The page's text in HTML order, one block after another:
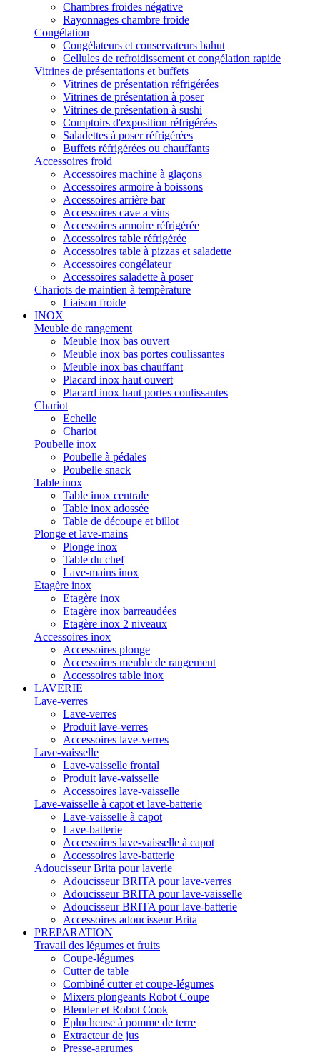
Chambres froides négative
Rayonnages chambre froide
Congélation
Congélateurs et conservateurs bahut
Cellules de refroidissement et congélation rapide
Vitrines de présentations et buffets
Vitrines de présentation réfrigérées
Vitrines de présentation à poser
Vitrines de présentation à sushi
Comptoirs d'exposition réfrigérées
Saladettes à poser réfrigérées
Buffets réfrigérées ou chauffants
Accessoires froid
Accessoires machine à glaçons
Accessoires armoire à boissons
Accessoires arrière bar
Accessoires cave a vins
Accessoires armoire réfrigérée
Accessoires table réfrigérée
Accessoires table à pizzas et saladette
Accessoires congélateur
Accessoires saladette à poser
Chariots de maintien à tempèrature
Liaison froide
INOX
Meuble de rangement
Meuble inox bas ouvert
Meuble inox bas portes coulissantes
Meuble inox bas chauffant
Placard inox haut ouvert
Placard inox haut portes coulissantes
Chariot
Echelle
Chariot
Poubelle inox
Poubelle à pédales
Poubelle snack
Table inox
Table inox centrale
Table inox adossée
Table de découpe et billot
Plonge et lave-mains
Plonge inox
Table du chef
Lave-mains inox
Etagère inox
Etagère inox
Etagère inox barreaudées
Etagère inox 2 niveaux
Accessoires inox
Accessoires plonge
Accessoires meuble de rangement
Accessoires table inox
LAVERIE
Lave-verres
Lave-verres
Produit lave-verres
Accessoires lave-verres
Lave-vaisselle
Lave-vaisselle frontal
Produit lave-vaisselle
Accessoires lave-vaisselle
Lave-vaisselle à capot et lave-batterie
Lave-vaisselle à capot
Lave-batterie
Accessoires lave-vaisselle à capot
Accessoires lave-batterie
Adoucisseur Brita pour laverie
Adoucisseur BRITA pour lave-verres
Adoucisseur BRITA pour lave-vaisselle
Adoucisseur BRITA pour lave-batterie
Accessoires adoucisseur Brita
PREPARATION
Travail des légumes et fruits
Coupe-légumes
Cutter de table
Combiné cutter et coupe-légumes
Mixers plongeants Robot Coupe
Blender et Robot Cook
Eplucheuse à pomme de terre
Extracteur de jus
Presse-agrumes